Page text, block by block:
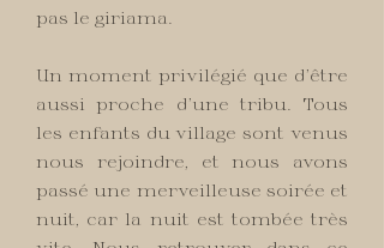
pas le giriama.
Un moment privilégié que d’être
aussi proche d’une tribu. Tous
les enfants du village sont venus
nous rejoindre, et nous avons
passé une merveilleuse soirée et
nuit, car la nuit est tombée très